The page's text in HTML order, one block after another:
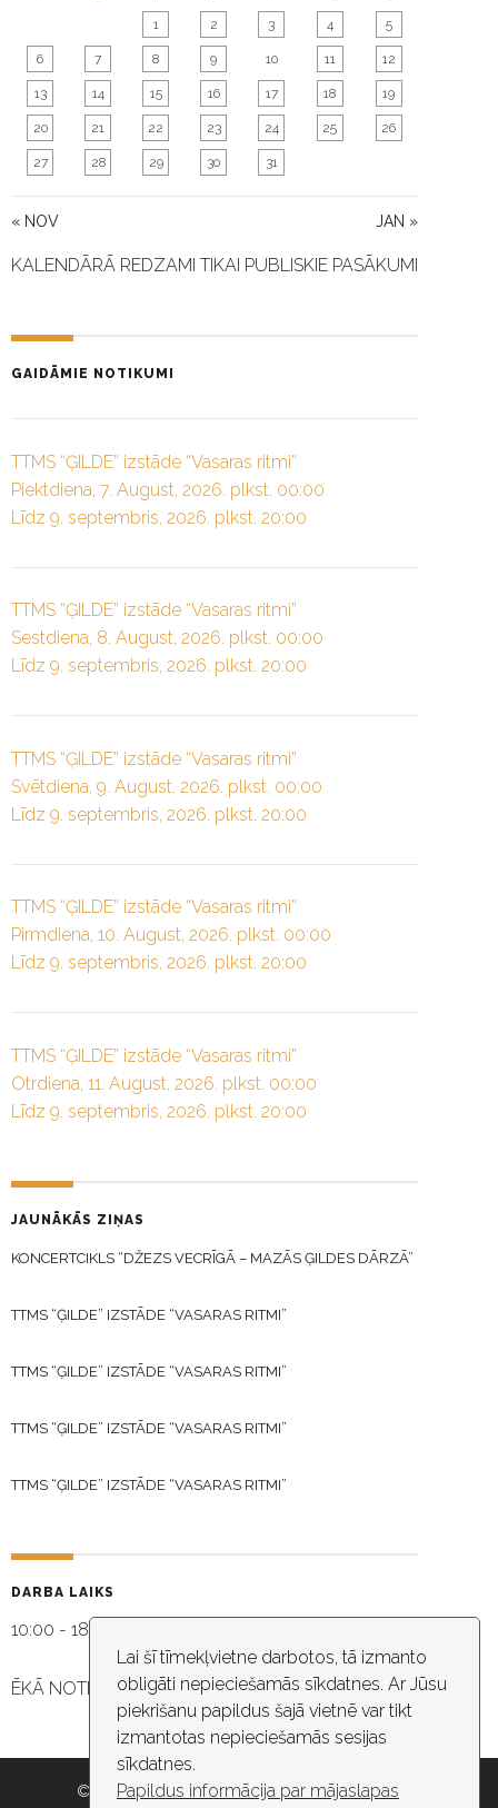
Lai šī tīmekļvietne darbotos, tā izmanto
obligāti nepieciešamās sīkdatnes. Ar Jūsu
piekrišanu papildus šajā vietnē var tikt
izmantotas nepieciešamās sesijas
sīkdatnes.
Papildus informācija par mājaslapas
« NOV JAN »
1 2 3 4 5
6 7 8 9 10 11 12
13 14 15 16 17 18 19
20 21 22 23 24 25 26
27 28 29 30 31
KALENDĀRĀ REDZAMI TIKAI PUBLISKIE PASĀKUMI
GAIDĀMIE NOTIKUMI
TTMS “ĢILDE” izstāde “Vasaras ritmi”
Piektdiena, 7. August, 2026. plkst. 00:00
Līdz 9. septembris, 2026. plkst. 20:00
TTMS “ĢILDE” izstāde “Vasaras ritmi”
Sestdiena, 8. August, 2026. plkst. 00:00
Līdz 9. septembris, 2026. plkst. 20:00
TTMS “ĢILDE” izstāde “Vasaras ritmi”
Svētdiena, 9. August, 2026. plkst. 00:00
Līdz 9. septembris, 2026. plkst. 20:00
TTMS “ĢILDE” izstāde “Vasaras ritmi”
Pirmdiena, 10. August, 2026. plkst. 00:00
Līdz 9. septembris, 2026. plkst. 20:00
TTMS “ĢILDE” izstāde “Vasaras ritmi”
Otrdiena, 11. August, 2026. plkst. 00:00
Līdz 9. septembris, 2026. plkst. 20:00
JAUNĀKĀS ZIŅAS
KONCERTCIKLS “DŽEZS VECRĪGĀ – MAZĀS ĢILDES DĀRZĀ”
TTMS “ĢILDE” IZSTĀDE “VASARAS RITMI”
TTMS “ĢILDE” IZSTĀDE “VASARAS RITMI”
TTMS “ĢILDE” IZSTĀDE “VASARAS RITMI”
TTMS “ĢILDE” IZSTĀDE “VASARAS RITMI”
DARBA LAIKS
10:00 - 18:30
ĒKĀ NOTIEK VIDEO NOVĒROŠANA
© 2026 Rīgas pašvaldība, Rīgas valstspilsētas